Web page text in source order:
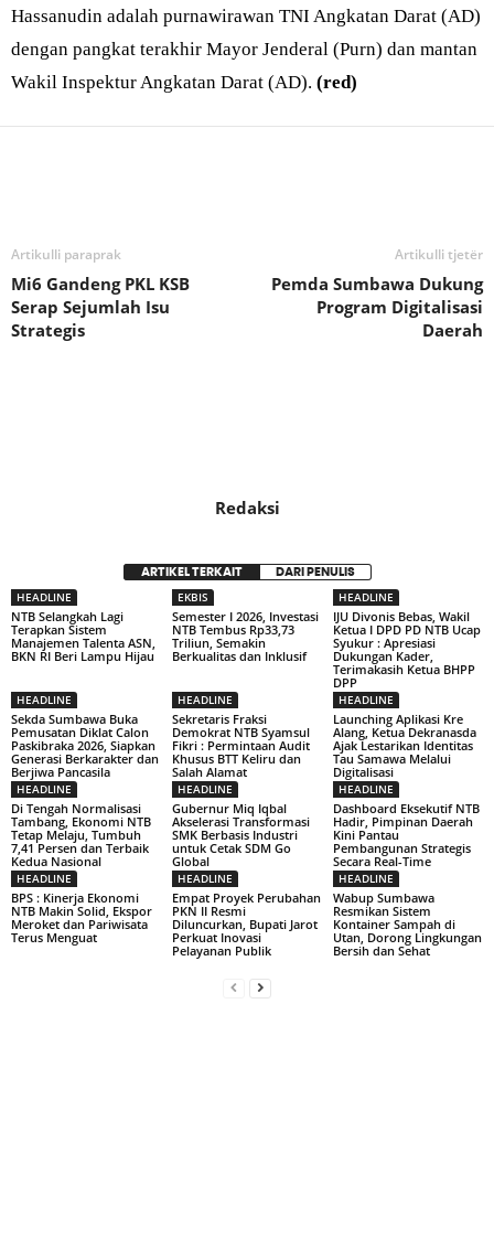
Hassanudin adalah purnawirawan TNI Angkatan Darat (AD)
dengan pangkat terakhir Mayor Jenderal (Purn) dan mantan
Wakil Inspektur Angkatan Darat (AD). (red)
Artikulli paraprak
Mi6 Gandeng PKL KSB
Serap Sejumlah Isu
Strategis
Artikulli tjetër
Pemda Sumbawa Dukung
Program Digitalisasi
Daerah
Redaksi
ARTIKEL TERKAIT DARI PENULIS
HEADLINE
NTB Selangkah Lagi
Terapkan Sistem
Manajemen Talenta ASN,
BKN RI Beri Lampu Hijau
EKBIS
Semester I 2026, Investasi
NTB Tembus Rp33,73
Triliun, Semakin
Berkualitas dan Inklusif
HEADLINE
IJU Divonis Bebas, Wakil
Ketua I DPD PD NTB Ucap
Syukur : Apresiasi
Dukungan Kader,
Terimakasih Ketua BHPP
DPP
HEADLINE
Sekda Sumbawa Buka
Pemusatan Diklat Calon
Paskibraka 2026, Siapkan
Generasi Berkarakter dan
Berjiwa Pancasila
HEADLINE
Sekretaris Fraksi
Demokrat NTB Syamsul
Fikri : Permintaan Audit
Khusus BTT Keliru dan
Salah Alamat
HEADLINE
Launching Aplikasi Kre
Alang, Ketua Dekranasda
Ajak Lestarikan Identitas
Tau Samawa Melalui
Digitalisasi
HEADLINE
Di Tengah Normalisasi
Tambang, Ekonomi NTB
Tetap Melaju, Tumbuh
7,41 Persen dan Terbaik
Kedua Nasional
HEADLINE
Gubernur Miq Iqbal
Akselerasi Transformasi
SMK Berbasis Industri
untuk Cetak SDM Go
Global
HEADLINE
Dashboard Eksekutif NTB
Hadir, Pimpinan Daerah
Kini Pantau
Pembangunan Strategis
Secara Real-Time
HEADLINE
BPS : Kinerja Ekonomi
NTB Makin Solid, Ekspor
Meroket dan Pariwisata
Terus Menguat
HEADLINE
Empat Proyek Perubahan
PKN II Resmi
Diluncurkan, Bupati Jarot
Perkuat Inovasi
Pelayanan Publik
HEADLINE
Wabup Sumbawa
Resmikan Sistem
Kontainer Sampah di
Utan, Dorong Lingkungan
Bersih dan Sehat